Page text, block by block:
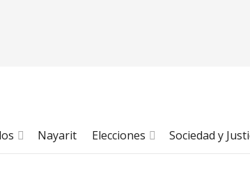
Nayarit Elecciones Sociedad y